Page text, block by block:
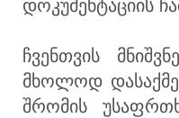
დოკუმენტაციის
ჩვენთვის
მხოლოდ
შრომის